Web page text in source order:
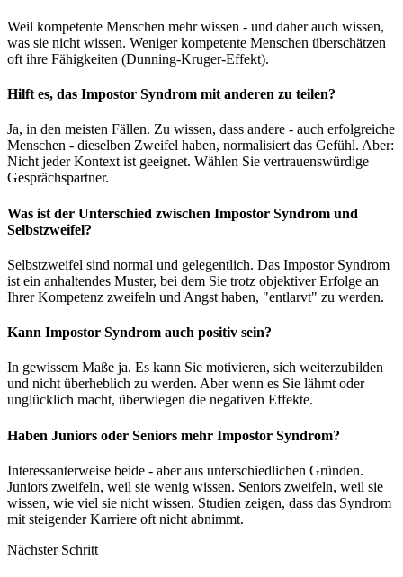
Weil kompetente Menschen mehr wissen - und daher auch wissen,
was sie nicht wissen. Weniger kompetente Menschen überschätzen
oft ihre Fähigkeiten (Dunning-Kruger-Effekt).
Hilft es, das Impostor Syndrom mit anderen zu teilen?
Ja, in den meisten Fällen. Zu wissen, dass andere - auch erfolgreiche
Menschen - dieselben Zweifel haben, normalisiert das Gefühl. Aber:
Nicht jeder Kontext ist geeignet. Wählen Sie vertrauenswürdige
Gesprächspartner.
Was ist der Unterschied zwischen Impostor Syndrom und
Selbstzweifel?
Selbstzweifel sind normal und gelegentlich. Das Impostor Syndrom
ist ein anhaltendes Muster, bei dem Sie trotz objektiver Erfolge an
Ihrer Kompetenz zweifeln und Angst haben, "entlarvt" zu werden.
Kann Impostor Syndrom auch positiv sein?
In gewissem Maße ja. Es kann Sie motivieren, sich weiterzubilden
und nicht überheblich zu werden. Aber wenn es Sie lähmt oder
unglücklich macht, überwiegen die negativen Effekte.
Haben Juniors oder Seniors mehr Impostor Syndrom?
Interessanterweise beide - aber aus unterschiedlichen Gründen.
Juniors zweifeln, weil sie wenig wissen. Seniors zweifeln, weil sie
wissen, wie viel sie nicht wissen. Studien zeigen, dass das Syndrom
mit steigender Karriere oft nicht abnimmt.
Nächster Schritt